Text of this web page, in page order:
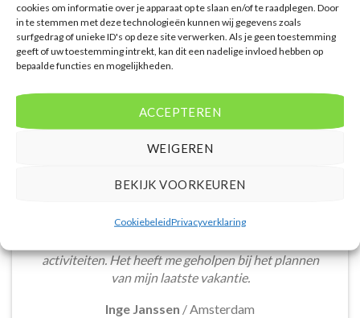
cookies om informatie over je apparaat op te slaan en/of te raadplegen. Door
in te stemmen met deze technologieën kunnen wij gegevens zoals
surfgedrag of unieke ID's op deze site verwerken. Als je geen toestemming
geeft of uw toestemming intrekt, kan dit een nadelige invloed hebben op
bepaalde functies en mogelijkheden.
ACCEPTEREN
WEIGEREN
BEKIJK VOORKEUREN
CookiebeleidPrivacyverklaring
WAT ZE OVER ONS ZEGGEN
accommodaties met verschillende filters zoals
time prijsinformatie en de mogelijkheid om direct op
informatieve blogsectie, lokale tips en
activiteiten. Het heeft me geholpen bij het plannen
van mijn laatste vakantie.
Inge Janssen / Amsterdam